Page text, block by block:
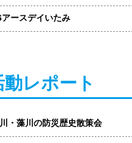
ースデイいたみ
レポート
・藻川の防災歴史散策会